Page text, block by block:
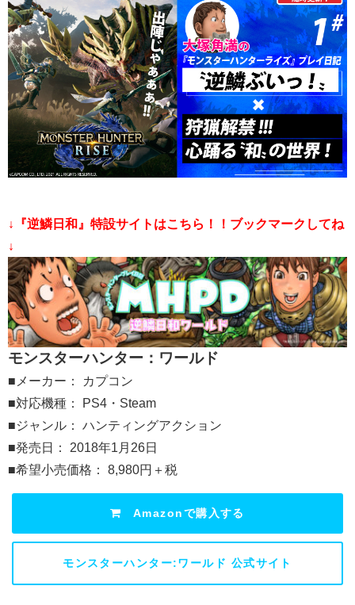
↓『逆鱗日和』特設サイトはこちら！！ブックマークしてね
↓
モンスターハンター：ワールド
■メーカー： カプコン
■対応機種： PS4・Steam
■ジャンル： ハンティングアクション
■発売日： 2018年1月26日
■希望小売価格： 8,980円＋税
Amazonで購入する
モンスターハンター:ワールド 公式サイト